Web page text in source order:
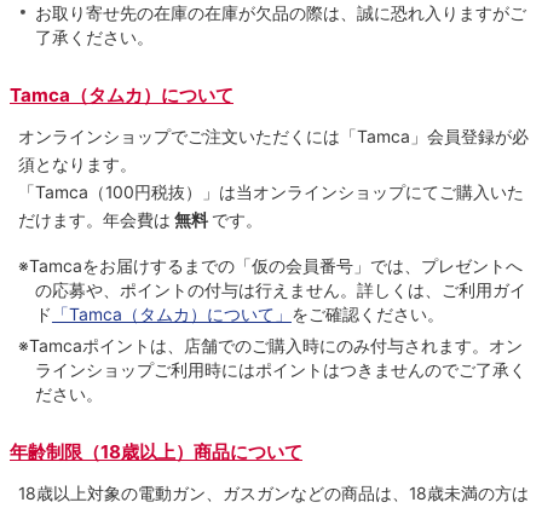
お取り寄せ先の在庫の在庫が欠品の際は、誠に恐れ入りますがご
了承ください。
Tamca（タムカ）について
オンラインショップでご注⽂いただくには「Tamca」会員登録が必
須となります。
「Tamca （100円税抜）
」は当オンラインショップにてご購⼊いた
だけます。 年会費は 無料 です。
※Tamcaをお届けするまでの「仮の会員番号」では、プレゼントへ
の応募や、ポイントの付与は⾏えません。詳しくは、ご利⽤ガイ
ド 「Tamca（タムカ）について」 をご確認ください。
※Tamcaポイントは、店舗でのご購⼊時にのみ付与されます。オン
ラインショップご利用時にはポイントはつきませんのでご了承く
ださい。
年齢制限（18歳以上）商品について
18歳以上対象の電動ガン、ガスガンなどの商品は、18歳未満の方は